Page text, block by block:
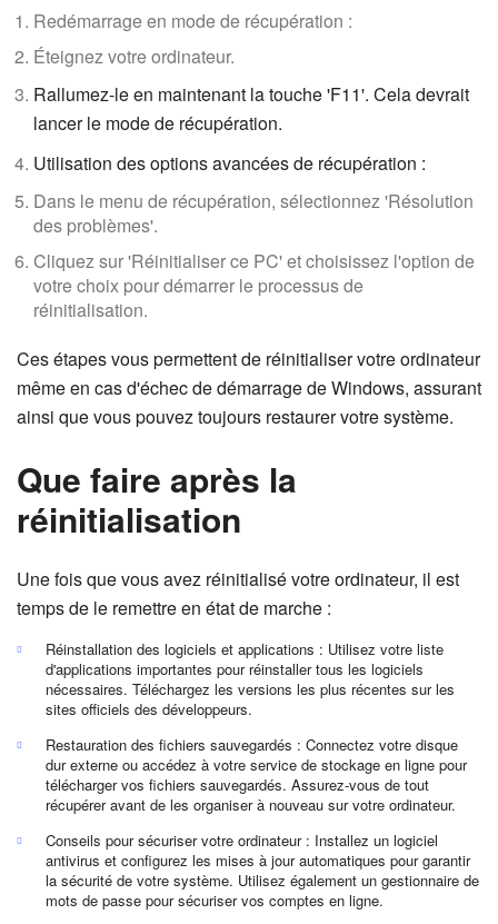
Redémarrage en mode de récupération :
Éteignez votre ordinateur.
Rallumez-le en maintenant la touche 'F11'. Cela devrait
lancer le mode de récupération.
Utilisation des options avancées de récupération :
Dans le menu de récupération, sélectionnez 'Résolution
des problèmes'.
Cliquez sur 'Réinitialiser ce PC' et choisissez l'option de
votre choix pour démarrer le processus de
réinitialisation.
Ces étapes vous permettent de réinitialiser votre ordinateur
même en cas d'échec de démarrage de Windows, assurant
ainsi que vous pouvez toujours restaurer votre système.
Que faire après la
réinitialisation
Une fois que vous avez réinitialisé votre ordinateur, il est
temps de le remettre en état de marche :
Réinstallation des logiciels et applications : Utilisez votre liste
d'applications importantes pour réinstaller tous les logiciels
nécessaires. Téléchargez les versions les plus récentes sur les
sites officiels des développeurs.
Restauration des fichiers sauvegardés : Connectez votre disque
dur externe ou accédez à votre service de stockage en ligne pour
télécharger vos fichiers sauvegardés. Assurez-vous de tout
récupérer avant de les organiser à nouveau sur votre ordinateur.
Conseils pour sécuriser votre ordinateur : Installez un logiciel
antivirus et configurez les mises à jour automatiques pour garantir
la sécurité de votre système. Utilisez également un gestionnaire de
mots de passe pour sécuriser vos comptes en ligne.